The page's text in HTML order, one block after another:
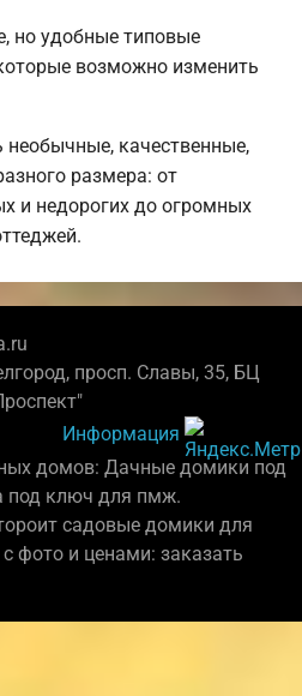
но удобные типовые
возможно изменить
качественные,
размера: от
и недорогих до огромных
просп. Славы, 35, БЦ
Информация
домов: Дачные домики под
под ключ для пмж.
садовые домики для
фото и ценами: заказать